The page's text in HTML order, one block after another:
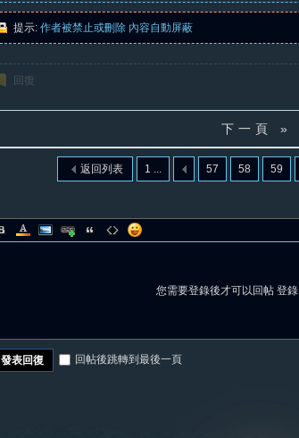
提示: 作者被禁止或刪除 內容自動屏蔽
回復
下一頁 »
1 ... 57 58 59
返回列表
您需要登錄後才可以回帖 登錄
發表回復 回帖後跳轉到最後一頁